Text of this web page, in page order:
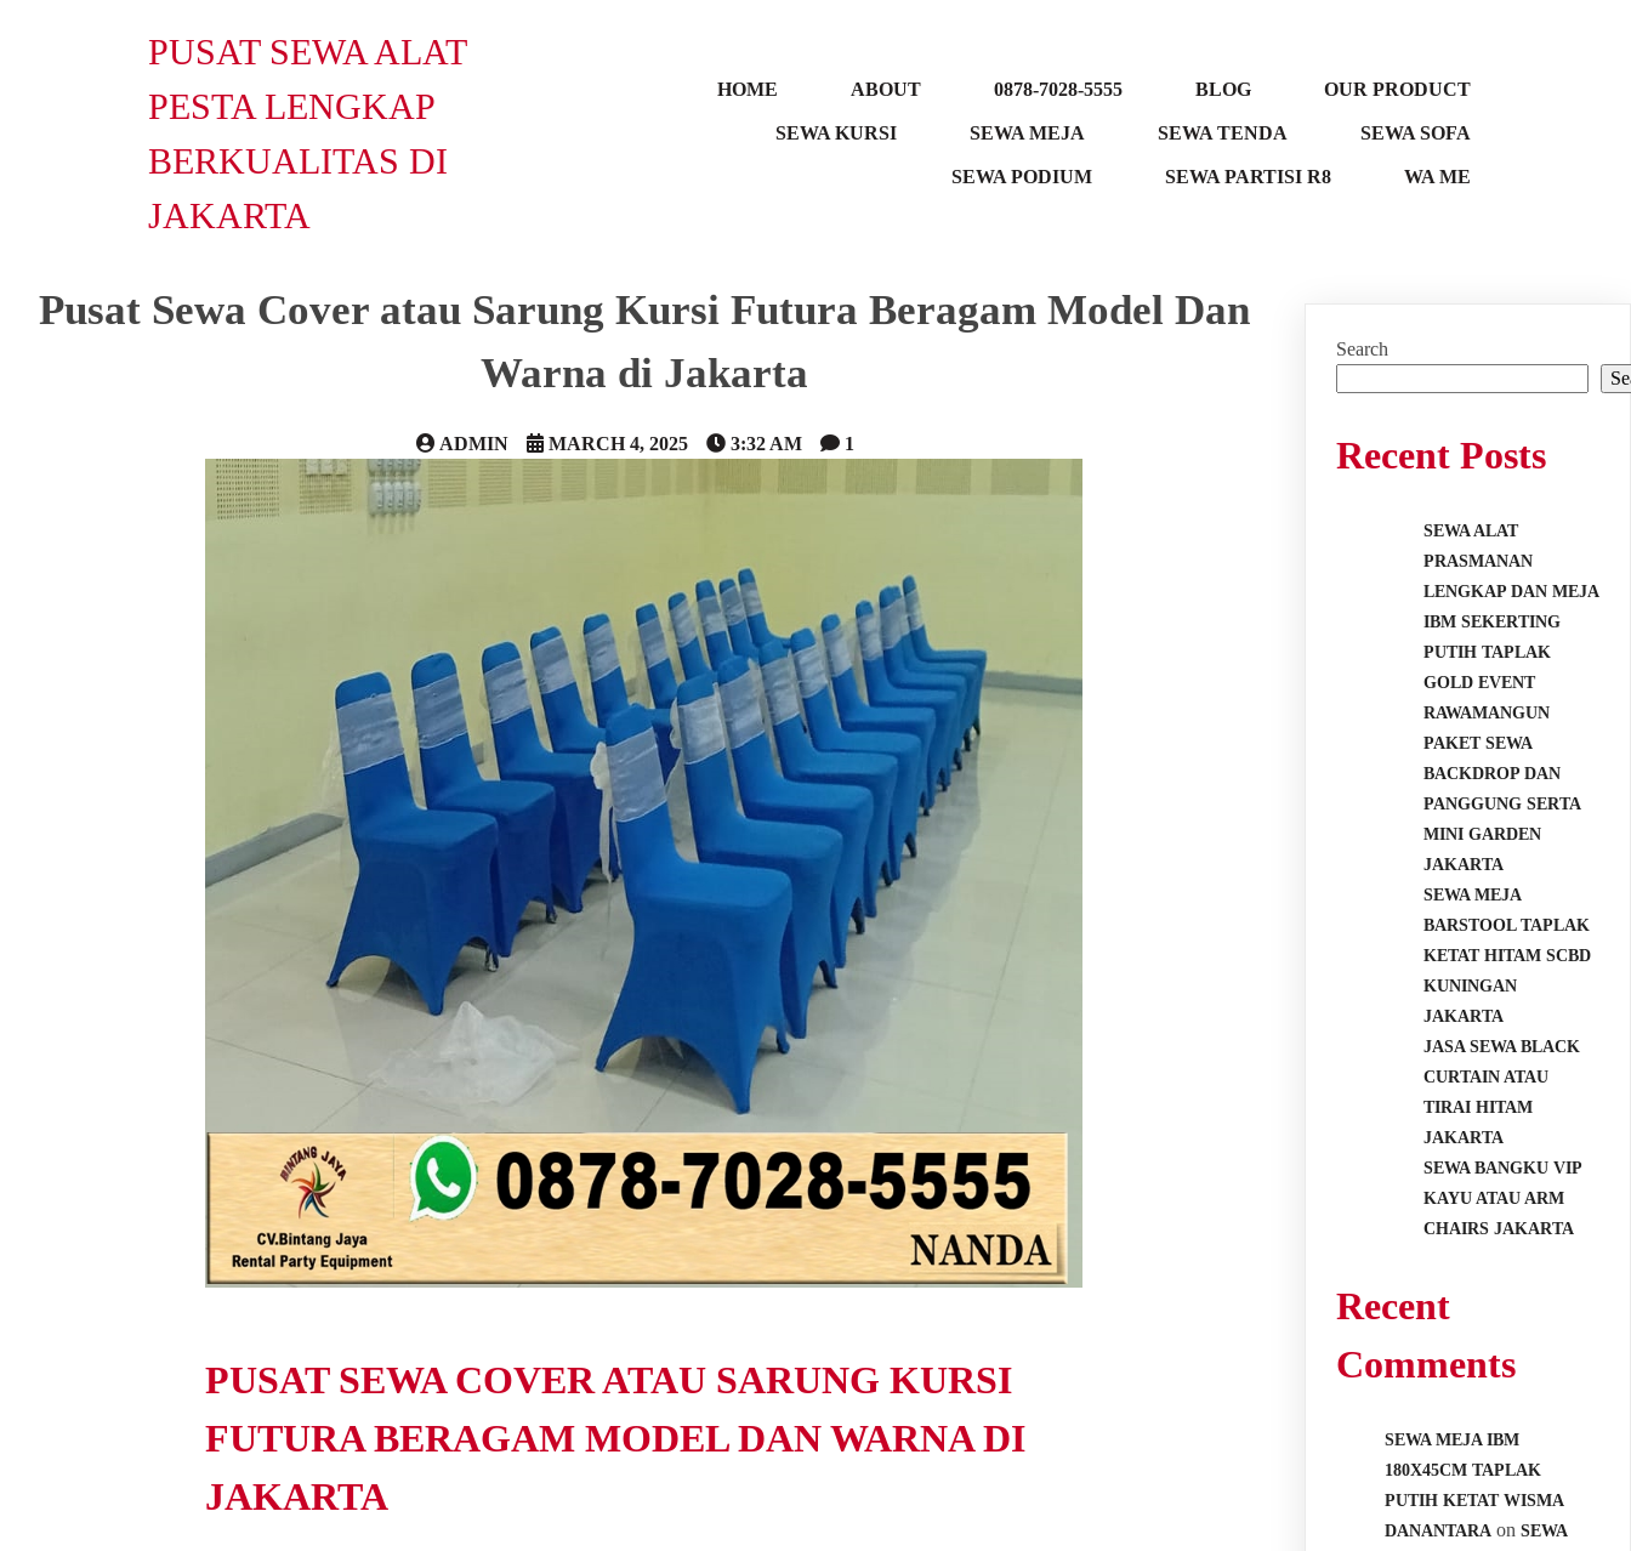
PUSAT SEWA ALAT
PESTA LENGKAP
BERKUALITAS DI
JAKARTA
HOME ABOUT 0878-7028-5555 BLOG OUR PRODUCT
SEWA KURSI SEWA MEJA SEWA TENDA SEWA SOFA
SEWA PODIUM SEWA PARTISI R8 WA ME
Pusat Sewa Cover atau Sarung Kursi Futura Beragam Model Dan
Warna di Jakarta
ADMIN MARCH 4, 2025 3:32 AM 1
PUSAT SEWA COVER ATAU SARUNG KURSI
FUTURA BERAGAM MODEL DAN WARNA DI
JAKARTA
Search
Recent Posts
SEWA ALAT
PRASMANAN
LENGKAP DAN MEJA
IBM SEKERTING
PUTIH TAPLAK
GOLD EVENT
RAWAMANGUN
PAKET SEWA
BACKDROP DAN
PANGGUNG SERTA
MINI GARDEN
JAKARTA
SEWA MEJA
BARSTOOL TAPLAK
KETAT HITAM SCBD
KUNINGAN
JAKARTA
JASA SEWA BLACK
CURTAIN ATAU
TIRAI HITAM
JAKARTA
SEWA BANGKU VIP
KAYU ATAU ARM
CHAIRS JAKARTA
Recent
Comments
SEWA MEJA IBM
180X45CM TAPLAK
PUTIH KETAT WISMA
DANANTARA onSEWA